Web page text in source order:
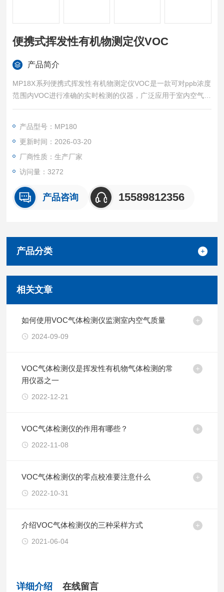
便携式挥发性有机物测定仪VOC
产品简介
MP18X系列便携式挥发性有机物测定仪VOC是一款可对ppb浓度
范围内VOC进行准确的实时检测的仪器，广泛应用于室内空气质
量、职业卫生健康、环境保护、应急检测、土壤污染物、工程竣
低浓度VOC应用中的高标准体现。
产品型号：MP180
更新时间：2026-03-20
厂商性质：生产厂家
访问量：3272
产品咨询 15589812356
产品分类
相关文章
如何使用VOC气体检测仪监测室内空气质量
2024-09-09
VOC气体检测仪是挥发性有机物气体检测的常
用仪器之一
2022-12-21
VOC气体检测仪的作用有哪些？
2022-11-08
VOC气体检测仪的零点校准要注意什么
2022-10-31
介绍VOC气体检测仪的三种采样方式
2021-06-04
详细介绍 在线留言